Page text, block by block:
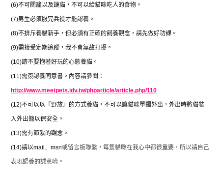
(6)不可關籠以及鏈貓，不可以給貓咪吃人的食物。
(7)男生必須服完兵役才能認養。
(8)不排斥養貓新手，但必須有正確的飼養觀念，請先做好功課。
(9)需接受定期追蹤，我不會無故打擾。
(10)請不要抱著好玩的心態養貓。
(11)需簽認養同意書。內容請參閱：
http://www.meetpets.idv.tw/phparticle/article.php/110
(12)不可以以『野放』的方式養貓，不可以讓貓咪單獨外出，外出時將貓裝
入外出籠以保安全。
(13)需有節紮的觀念。
(14)請以mail msn或留言板聯繫，每隻貓咪在我心中都很重要，所以請自己
表現認養的誠意唷。